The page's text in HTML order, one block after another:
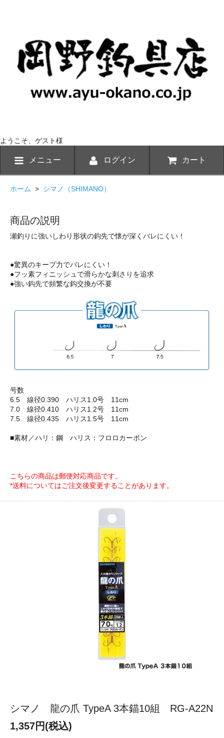
ようこそ、ゲスト様
メニュー ログイン カート
ホーム > シマノ（SHIMANO）
商品の説明
瀬釣りに強いしわり形状の鈎先で懐が深くバレにくい！
●驚異のキープ力でバレにくい！
●フッ素フィニッシュで滑らかな刺さりを追求
●強い鈎先で頻繁な鈎交換が不要
号数
6.5 線径0.390 ハリス1.0号 11cm
7.0 線径0.410 ハリス1.2号 11cm
7.5 線径0.435 ハリス1.5号 11cm
■素材／ハリ：鋼 ハリス：フロロカーボン
こちらの商品は郵便対応商品です。
*送料についてはご注文後変更することがあります。
シマノ 龍の爪 TypeA 3本錨10組 RG-A22N
1,357円(税込)